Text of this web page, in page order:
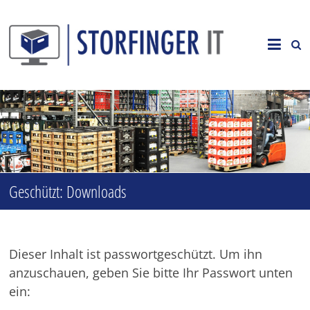
Inhalt
springen
Storfinger
IT
GmbH
&
Co.
KG
Sie
Informationen
zu
Unternehmen
und
Geschützt: Downloads
Dieser Inhalt ist passwortgeschützt. Um ihn
anzuschauen, geben Sie bitte Ihr Passwort unten
ein: